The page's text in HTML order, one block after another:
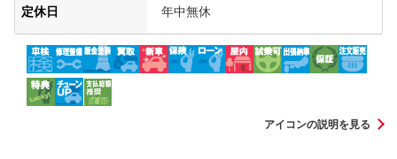
定休日 年中無休
アイコンの説明を見る